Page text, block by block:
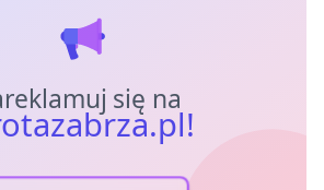
się na